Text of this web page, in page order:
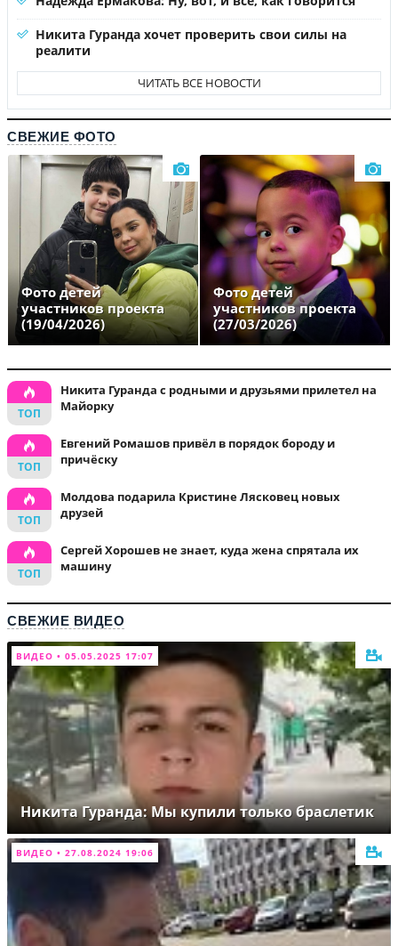
Никита Гуранда хочет проверить свои силы на
реалити
ЧИТАТЬ ВСЕ НОВОСТИ
СВЕЖИЕ ФОТО
Фото детей
участников проекта
(19/04/2026)
Фото детей
участников проекта
(27/03/2026)
Никита Гуранда с родными и друзьями прилетел на
Майорку
Евгений Ромашов привёл в порядок бороду и
причёску
Молдова подарила Кристине Лясковец новых
друзей
Сергей Хорошев не знает, куда жена спрятала их
машину
СВЕЖИЕ ВИДЕО
ВИДЕО • 05.05.2025 17:07
Никита Гуранда: Мы купили только браслетик
ВИДЕО • 27.08.2024 19:06